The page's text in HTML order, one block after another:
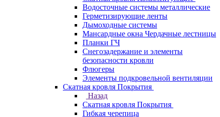
Водосточные системы металлические
Герметизирующие ленты
Дымоходные системы
Мансардные окна Чердачные лестницы
Планки ГЧ
Снегозадержание и элементы
безопасности кровли
Флюгеры
Элементы подкровельной вентиляции
Скатная кровля Покрытия
Назад
Скатная кровля Покрытия
Гибкая черепица